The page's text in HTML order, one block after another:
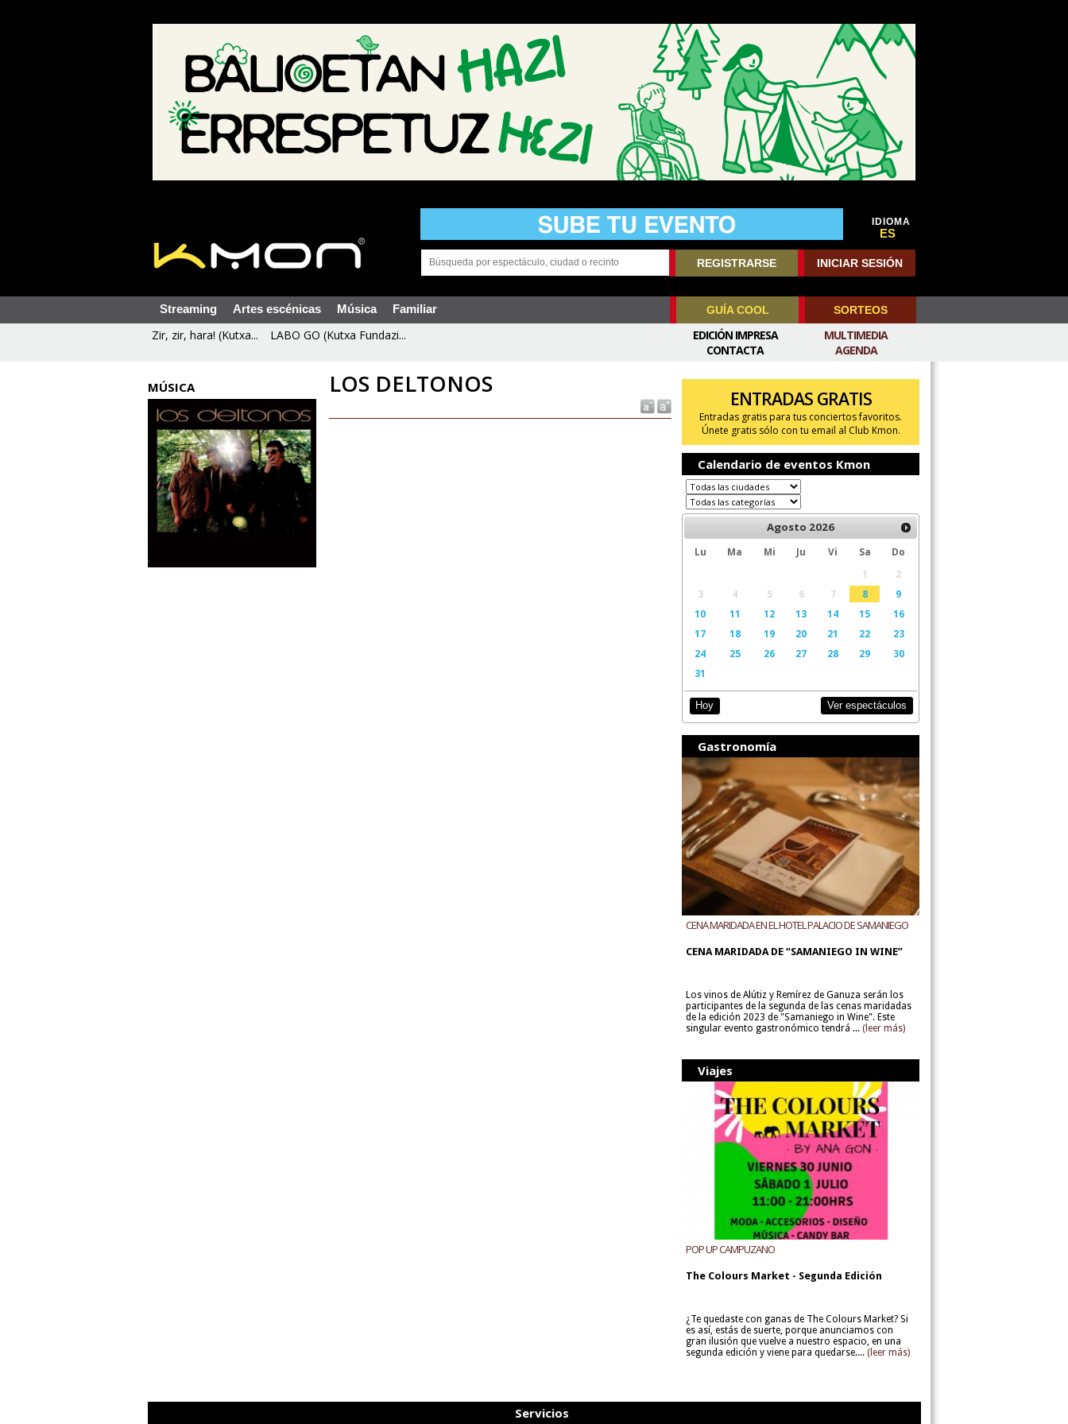
IDIOMA
ES
REGISTRARSE INICIAR SESIÓN
Streaming Artes escénicas Música Familiar GUÍA COOL SORTEOS
Zir, zir, hara! (Kutxa... LABO GO (Kutxa Fundazi...
MULTIMEDIA
AGENDA
EDICIÓN IMPRESA
CONTACTA
MÚSICA LOS DELTONOS
ENTRADAS GRATIS
Entradas gratis para tus conciertos favoritos.
Únete gratis sólo con tu email al Club Kmon.
Calendario de eventos Kmon
Agosto 2026
Lu Ma Mi Ju Vi Sa
Do
1
2
3
4 5 6 7 8
9
10
11 12 13 14 15
16
17
18 19 20 21 22
23
24
25 26 27 28 29
30
31
Hoy Ver espectáculos
Gastronomía
CENA MARIDADA EN EL HOTEL PALACIO DE SAMANIEGO
CENA MARIDADA DE “SAMANIEGO IN WINE”
Los vinos de Alútiz y Remírez de Ganuza serán los
participantes de la segunda de las cenas maridadas
de la edición 2023 de "Samaniego in Wine". Este
singular evento gastronómico tendrá ... (leer más)
Viajes
POP UP CAMPUZANO
The Colours Market - Segunda Edición
¿Te quedaste con ganas de The Colours Market? Si
es así, estás de suerte, porque anunciamos con
gran ilusión que vuelve a nuestro espacio, en una
segunda edición y viene para quedarse.... (leer más)
Servicios